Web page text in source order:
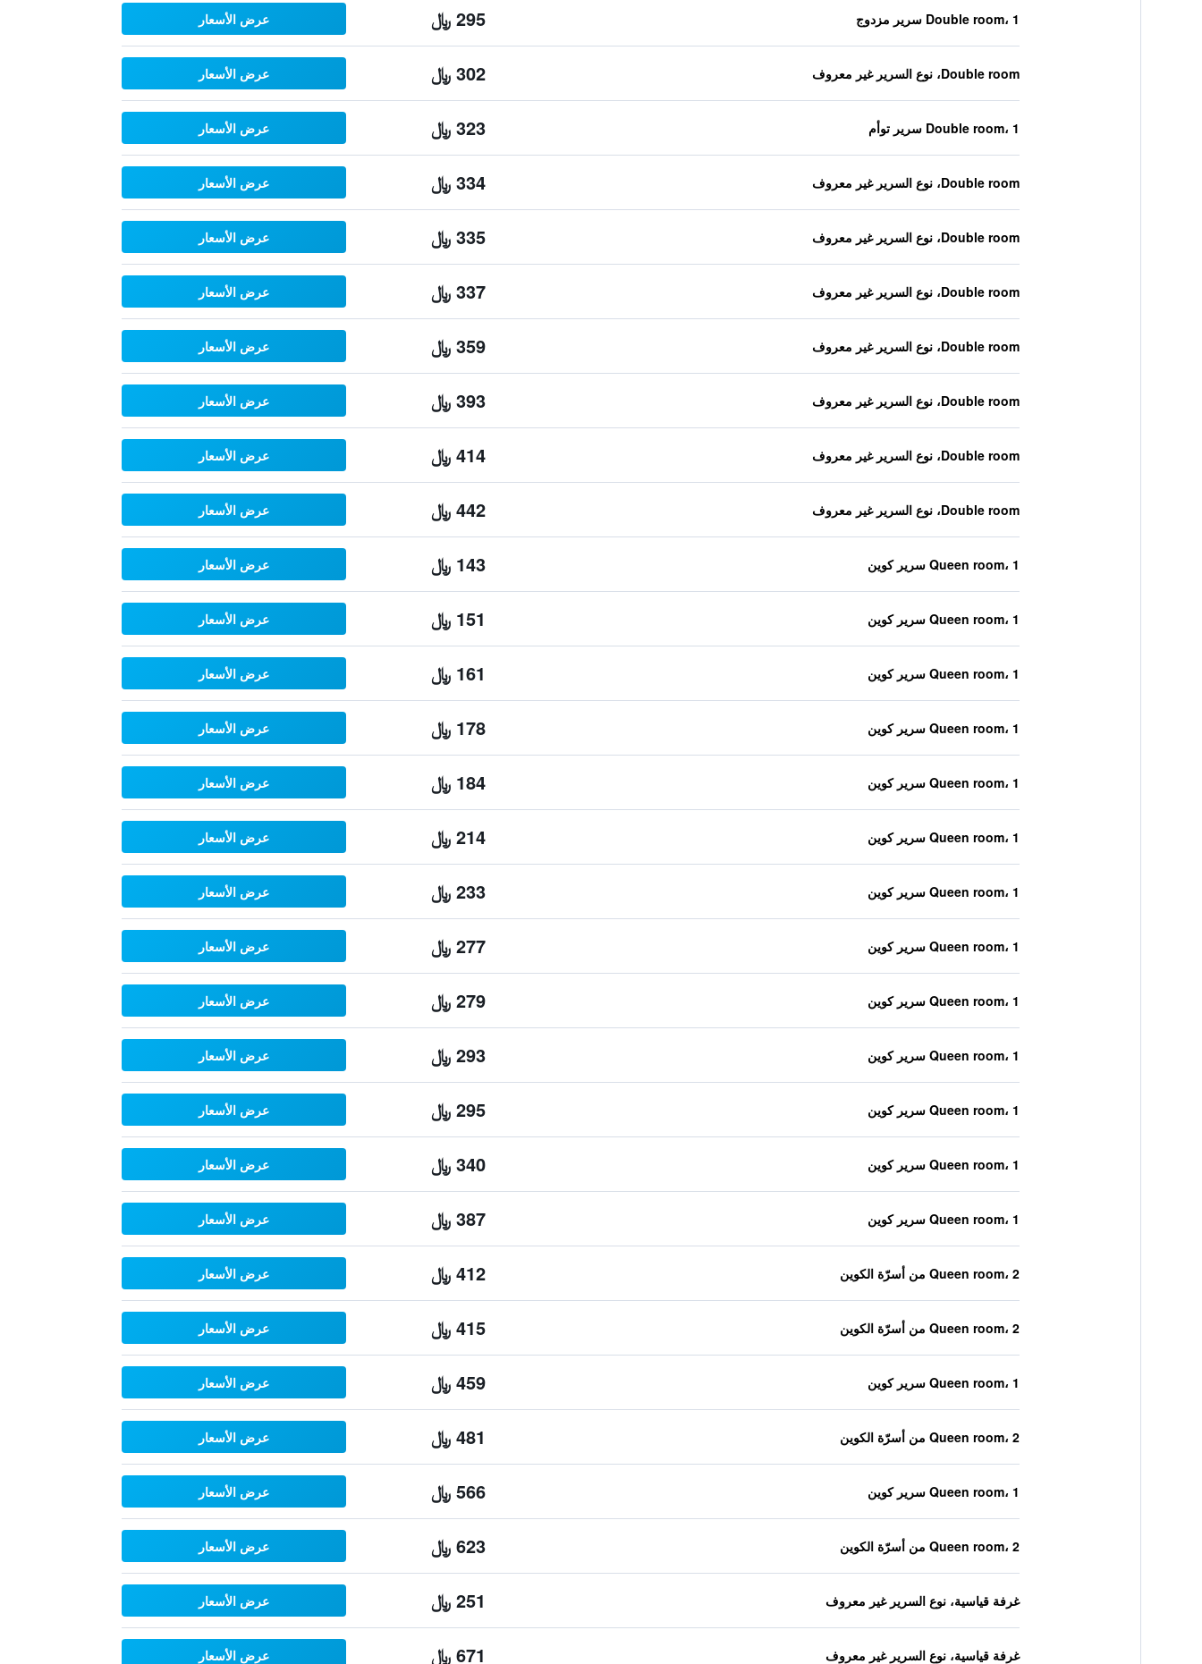
Double room، 1 سرير مزدوج 295 ﷼ عرض الأسعار
Double room، نوع السرير غير معروف 302 ﷼ عرض الأسعار
Double room، 1 سرير توأم 323 ﷼ عرض الأسعار
Double room، نوع السرير غير معروف 334 ﷼ عرض الأسعار
Double room، نوع السرير غير معروف 335 ﷼ عرض الأسعار
Double room، نوع السرير غير معروف 337 ﷼ عرض الأسعار
Double room، نوع السرير غير معروف 359 ﷼ عرض الأسعار
Double room، نوع السرير غير معروف 393 ﷼ عرض الأسعار
Double room، نوع السرير غير معروف 414 ﷼ عرض الأسعار
Double room، نوع السرير غير معروف 442 ﷼ عرض الأسعار
Queen room، 1 سرير كوين 143 ﷼ عرض الأسعار
Queen room، 1 سرير كوين 151 ﷼ عرض الأسعار
Queen room، 1 سرير كوين 161 ﷼ عرض الأسعار
Queen room، 1 سرير كوين 178 ﷼ عرض الأسعار
Queen room، 1 سرير كوين 184 ﷼ عرض الأسعار
Queen room، 1 سرير كوين 214 ﷼ عرض الأسعار
Queen room، 1 سرير كوين 233 ﷼ عرض الأسعار
Queen room، 1 سرير كوين 277 ﷼ عرض الأسعار
Queen room، 1 سرير كوين 279 ﷼ عرض الأسعار
Queen room، 1 سرير كوين 293 ﷼ عرض الأسعار
Queen room، 1 سرير كوين 295 ﷼ عرض الأسعار
Queen room، 1 سرير كوين 340 ﷼ عرض الأسعار
Queen room، 1 سرير كوين 387 ﷼ عرض الأسعار
Queen room، 2 من أسرّة الكوين 412 ﷼ عرض الأسعار
Queen room، 2 من أسرّة الكوين 415 ﷼ عرض الأسعار
Queen room، 1 سرير كوين 459 ﷼ عرض الأسعار
Queen room، 2 من أسرّة الكوين 481 ﷼ عرض الأسعار
Queen room، 1 سرير كوين 566 ﷼ عرض الأسعار
Queen room، 2 من أسرّة الكوين 623 ﷼ عرض الأسعار
غرفة قياسية، نوع السرير غير معروف 251 ﷼ عرض الأسعار
غرفة قياسية، نوع السرير غير معروف 671 ﷼ عرض الأسعار